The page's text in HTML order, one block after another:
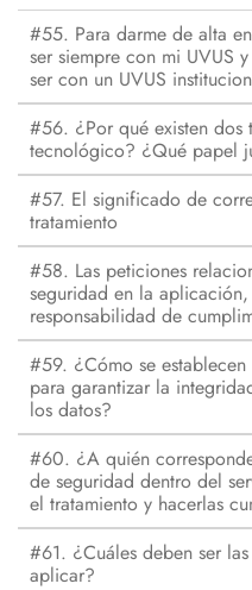
#55. Para darme de alta
ser siempre con mi UVUS
ser con un UVUS
#56. ¿Por qué existen dos
tecnológico? ¿Qué papel
#57. El significado de
tratamiento
#58. Las peticiones
seguridad en la
responsabilidad de
#59. ¿Cómo se
para garantizar la
los datos?
#60. ¿A quién
de seguridad dentro del
el tratamiento y hacerlas
#61. ¿Cuáles deben ser
aplicar?